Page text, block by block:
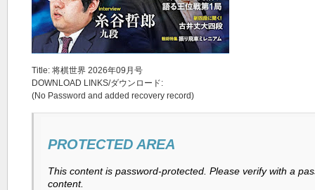
Title: 将棋世界 2026年09月号
DOWNLOAD LINKS/ダウンロード:
(No Password and added recovery record)
PROTECTED AREA
This content is password-protected. Please verify with a
content.